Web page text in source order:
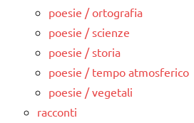
poesie / ortografia
poesie / scienze
poesie / storia
poesie / tempo atmosferico
poesie / vegetali
racconti